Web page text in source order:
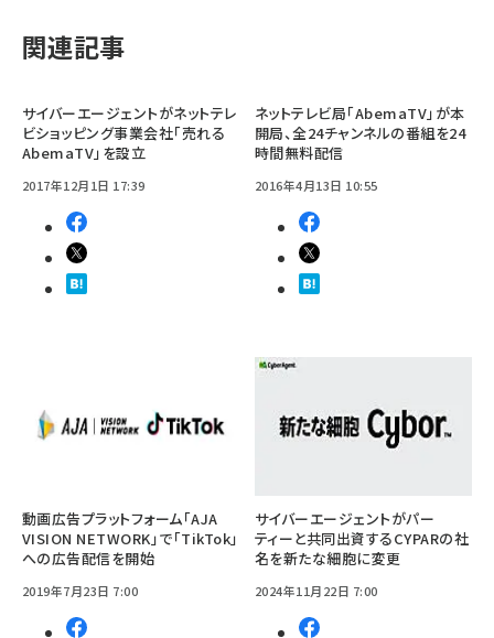
関連記事
サイバーエージェントがネットテレ
ビショッピング事業会社「売れる
AbemaTV」を設立
2017年12月1日 17:39
ネットテレビ局「AbemaTV」が本
開局、全24チャンネルの番組を24
時間無料配信
2016年4月13日 10:55
動画広告プラットフォーム「AJA
VISION NETWORK」で「TikTok」
への広告配信を開始
2019年7月23日 7:00
サイバーエージェントがパー
ティーと共同出資するCYPARの社
名を新たな細胞に変更
2024年11月22日 7:00